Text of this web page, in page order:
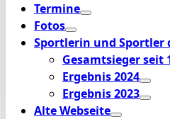
Termine
Fotos
Sportlerin und Sportler
Gesamtsieger seit
Ergebnis 2024
Ergebnis 2023
Alte Webseite